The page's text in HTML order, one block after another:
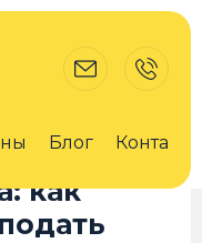
Блог Контакты
F7NfYUJCUneLt1SmVutK
как